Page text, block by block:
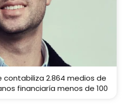
contabiliza 2.864 medios de
financiaría menos de 100